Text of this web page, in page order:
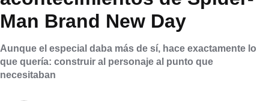
Man Brand New Day
Aunque el especial daba más de sí, hace exactamente lo
que quería: construir al personaje al punto que
necesitaban